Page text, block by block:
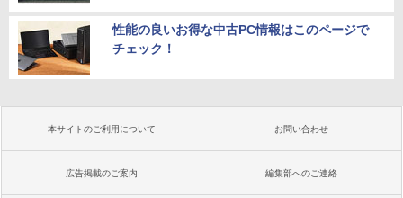
性能の良いお得な中古PC情報はこのページで
チェック！
本サイトのご利用について お問い合わせ
広告掲載のご案内 編集部へのご連絡